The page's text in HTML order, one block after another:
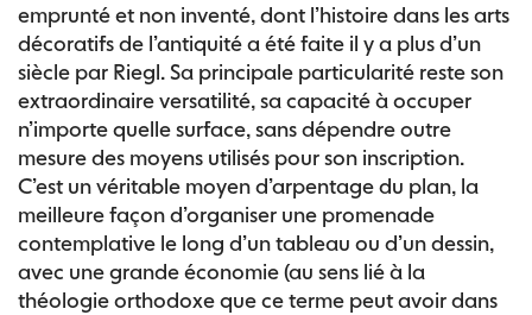
emprunté et non inventé, dont l’histoire dans les arts
décoratifs de l’antiquité a été faite il y a plus d’un
siècle par Riegl. Sa principale particularité reste son
extraordinaire versatilité, sa capacité à occuper
n’importe quelle surface, sans dépendre outre
mesure des moyens utilisés pour son inscription.
C’est un véritable moyen d’arpentage du plan, la
meilleure façon d’organiser une promenade
contemplative le long d’un tableau ou d’un dessin,
avec une grande économie (au sens lié à la
théologie orthodoxe que ce terme peut avoir dans